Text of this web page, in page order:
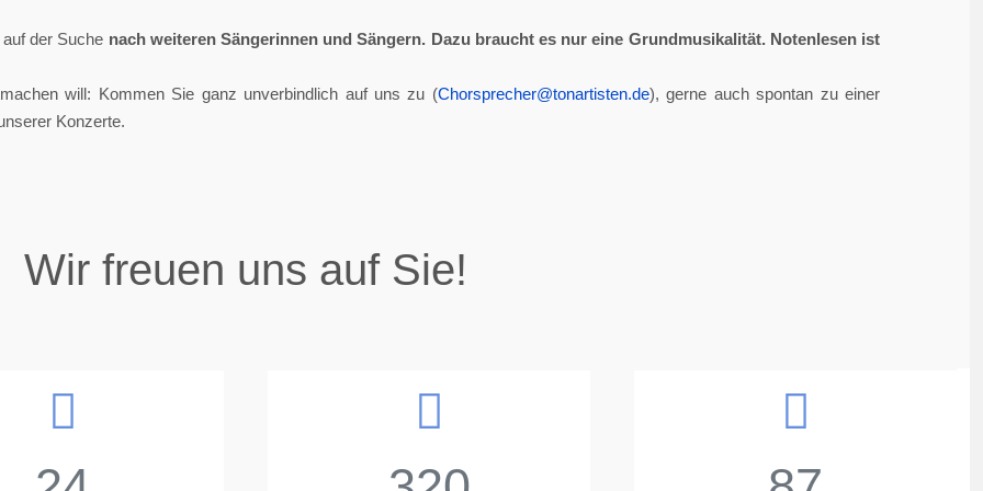
der Suche nach weiteren Sängerinnen und Sängern. Dazu braucht es nur eine Grundmusikalität. Notenlesen ist
will: Kommen Sie ganz unverbindlich auf uns zu (Chorsprecher@tonartisten.de), gerne auch spontan zu einer
Konzerte.
Wir freuen uns auf Sie!